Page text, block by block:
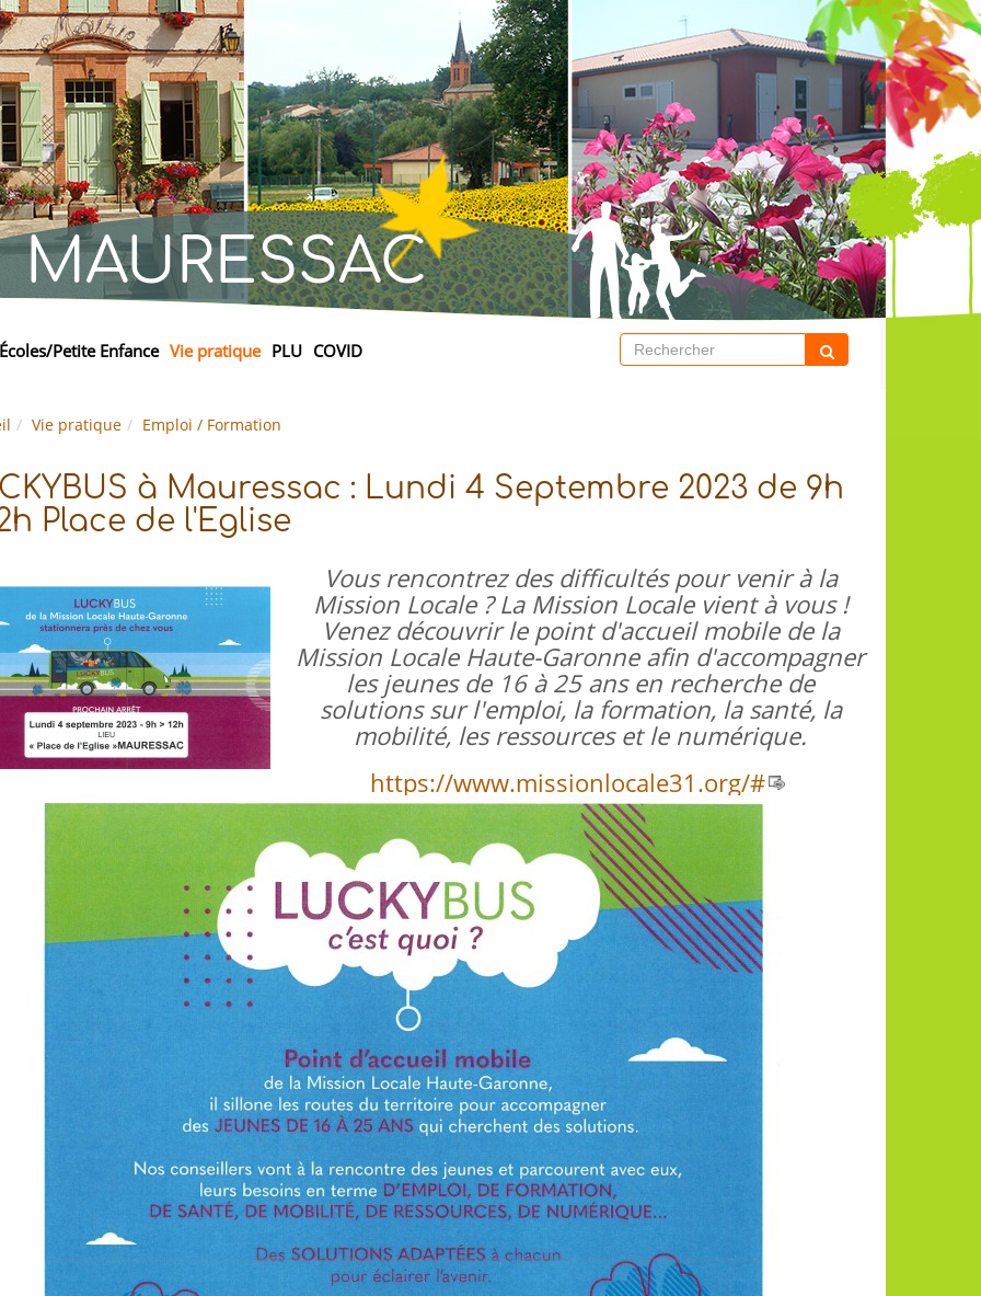
MAURESSAC
Écoles/Petite Enfance Vie pratique PLU COVID
Vie pratique Emploi / Formation
à Mauressac : Lundi 4 Septembre 2023 de 9h
Place de l'Eglise
Vous rencontrez des difficultés pour venir à la
Mission Locale ? La Mission Locale vient à vous !
Venez découvrir le point d'accueil mobile de la
Mission Locale Haute-Garonne afin d'accompagner
les jeunes de 16 à 25 ans en recherche de
solutions sur l'emploi, la formation, la santé, la
mobilité, les ressources et le numérique.
https://www.missionlocale31.org/#